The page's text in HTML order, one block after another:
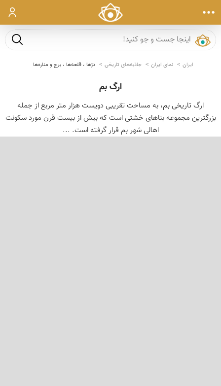
ورود
جست و
ایران نمای ایران جاذبه‌های تاریخی دژها ، قلعه‌ها ، برج و مناره‌ها
ارگ بم
ارگ تاریخی بم، به مساحت تقریبی دویست هزار متر مربع از جمله
بزرگترین مجموعه بناهای خشتی است که بیش از بیست قرن مورد سکونت
اهالی شهر بم قرار گرفته است. ...